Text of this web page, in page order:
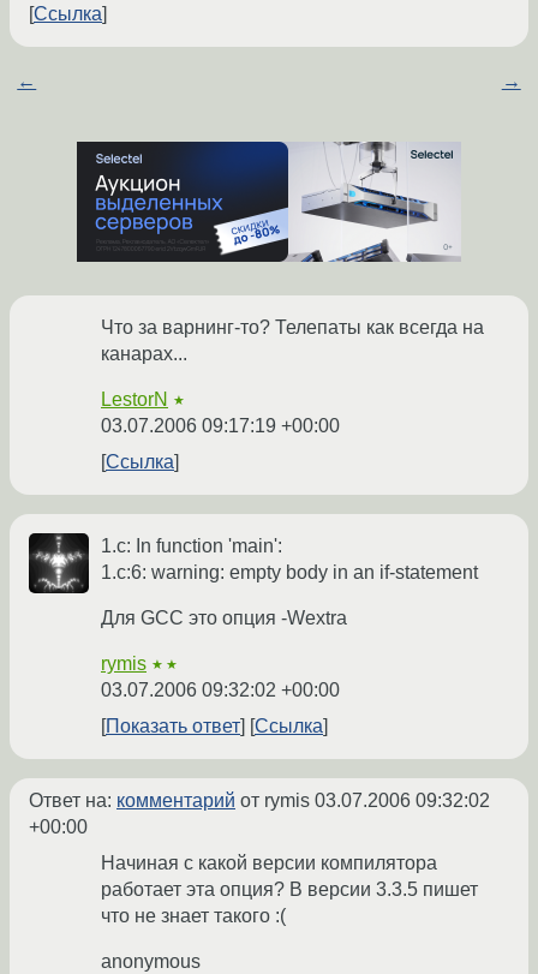
Ссылка
← →
Что за варнинг-то? Телепаты как всегда на
канарах...
LestorN ★
03.07.2006 09:17:19 +00:00
Ссылка
1.c: In function 'main':
1.c:6: warning: empty body in an if-statement
Для GCC это опция -Wextra
rymis ★★
03.07.2006 09:32:02 +00:00
Показать ответ
Ссылка
Ответ на: комментарий от rymis 03.07.2006 09:32:02
+00:00
Начиная с какой версии компилятора
работает эта опция? В версии 3.3.5 пишет
что не знает такого :(
anonymous